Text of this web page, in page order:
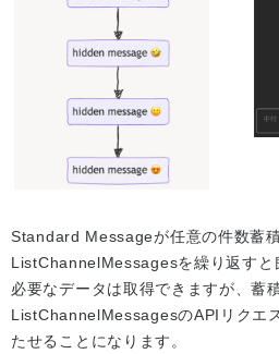
Standard Messageが任意の件数蓄積
ListChannelMessagesを繰り返すと
必要なデータは取得できますが、蓄
ListChannelMessagesのAPIリクエ
たせることになります。